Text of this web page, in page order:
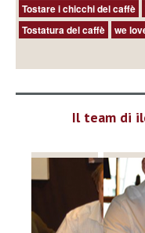
Tostare i chicchi del caffè
Tostatura del caffè
we
Il team di